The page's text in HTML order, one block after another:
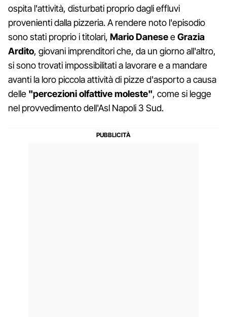
ospita l'attività, disturbati proprio dagli effluvi
provenienti dalla pizzeria. A rendere noto l'episodio
sono stati proprio i titolari, Mario DaneseeGrazia
Ardito, giovani imprenditori che, da un giorno all'altro,
si sono trovati impossibilitati a lavorare e a mandare
avanti la loro piccola attività di pizze d'asporto a causa
delle "percezioni olfattive moleste", come si legge
nel provvedimento dell'Asl Napoli 3 Sud.